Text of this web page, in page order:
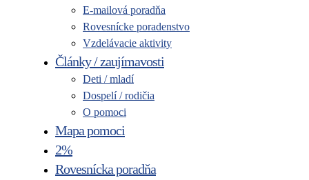
E-mailová poradňa
Rovesnícke poradenstvo
Vzdelávacie aktivity
Články / zaujímavosti
Deti / mladí
Dospelí / rodičia
O pomoci
Mapa pomoci
2%
Rovesnícka poradňa